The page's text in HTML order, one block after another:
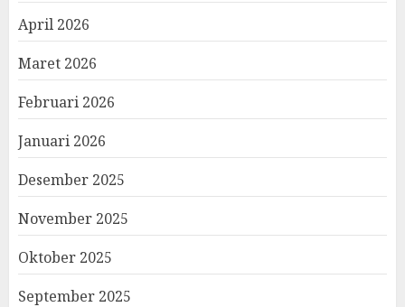
April 2026
Maret 2026
Februari 2026
Januari 2026
Desember 2025
November 2025
Oktober 2025
September 2025